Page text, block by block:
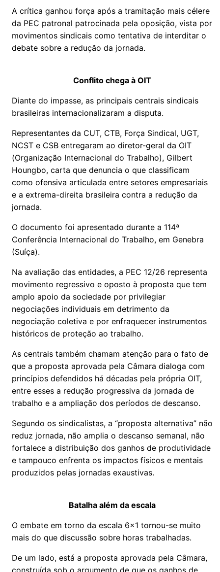
A crítica ganhou força após a tramitação mais célere
da PEC patronal patrocinada pela oposição, vista por
movimentos sindicais como tentativa de interditar o
debate sobre a redução da jornada.
Conflito chega à OIT
Diante do impasse, as principais centrais sindicais
brasileiras internacionalizaram a disputa.
Representantes da CUT, CTB, Força Sindical, UGT,
NCST e CSB entregaram ao diretor-geral da OIT
(Organização Internacional do Trabalho), Gilbert
Houngbo, carta que denuncia o que classificam
como ofensiva articulada entre setores empresariais
e a extrema-direita brasileira contra a redução da
jornada.
O documento foi apresentado durante a 114ª
Conferência Internacional do Trabalho, em Genebra
(Suíça).
Na avaliação das entidades, a PEC 12/26 representa
movimento regressivo e oposto à proposta que tem
amplo apoio da sociedade por privilegiar
negociações individuais em detrimento da
negociação coletiva e por enfraquecer instrumentos
históricos de proteção ao trabalho.
As centrais também chamam atenção para o fato de
que a proposta aprovada pela Câmara dialoga com
princípios defendidos há décadas pela própria OIT,
entre esses a redução progressiva da jornada de
trabalho e a ampliação dos períodos de descanso.
Segundo os sindicalistas, a “proposta alternativa” não
reduz jornada, não amplia o descanso semanal, não
fortalece a distribuição dos ganhos de produtividade
e tampouco enfrenta os impactos físicos e mentais
produzidos pelas jornadas exaustivas.
Batalha além da escala
O embate em torno da escala 6x1 tornou-se muito
mais do que discussão sobre horas trabalhadas.
De um lado, está a proposta aprovada pela Câmara,
construída sob o argumento de que os ganhos de